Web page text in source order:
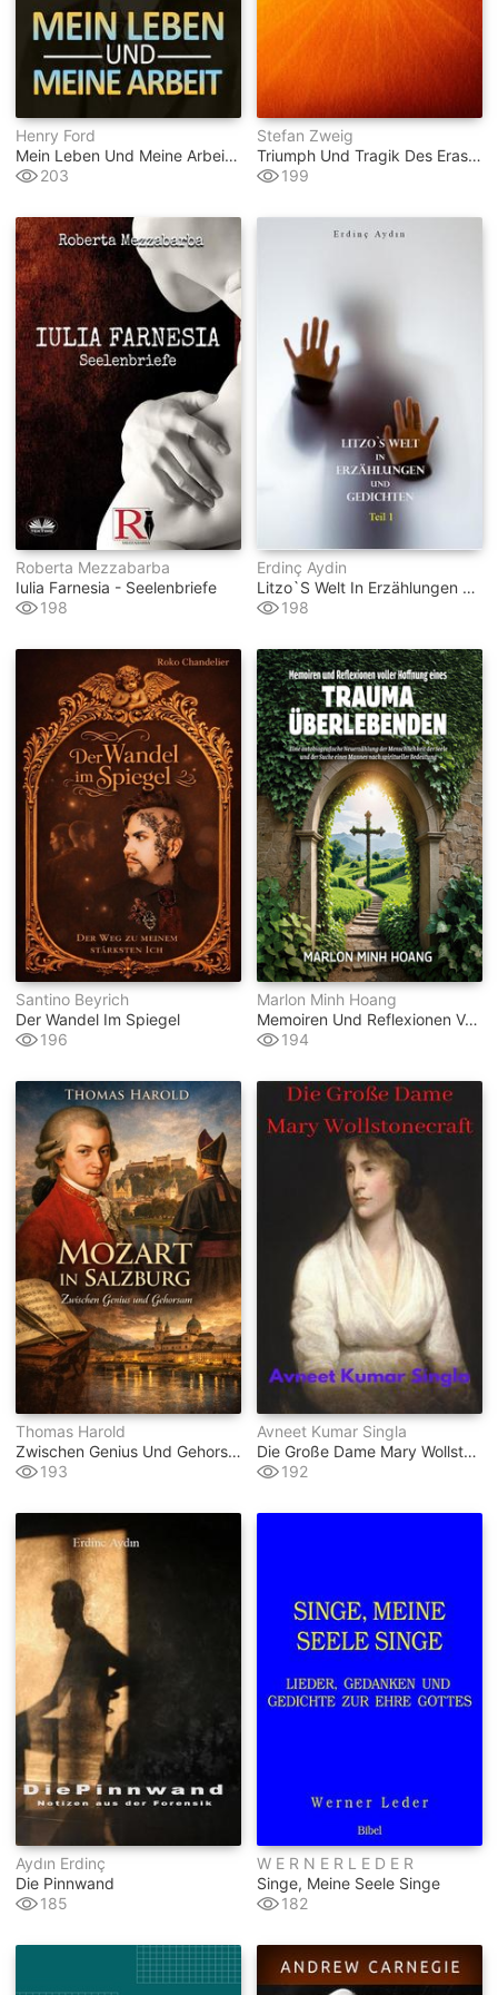
Henry Ford
Mein Leben Und Meine Arbeit (übersetzt)
203
Stefan Zweig
Triumph Und Tragik Des Erasmus Von Rotterdam
199
Roberta Mezzabarba
Iulia Farnesia - Seelenbriefe
198
Erdinç Aydin
Litzo`s Welt In Erzählungen Und Gedichten
198
Santino Beyrich
Der Wandel Im Spiegel
196
Marlon Minh Hoang
Memoiren Und Reflexionen Voller Hoffnung Eines Trauma Überlebenden
194
Thomas Harold
Zwischen Genius Und Gehorsam
193
Avneet Kumar Singla
Die Große Dame Mary Wollstonecraft
192
Aydın Erdinç
Die Pinnwand
185
W E R N E R L E D E R
Singe, Meine Seele Singe
182